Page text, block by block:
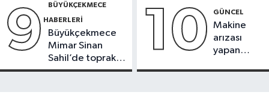
9 BÜYÜKÇEKMECE
HABERLERI
Büyükçekmece
Mimar Sinan
Sahil’de toprak
kayması
10 GÜNCEL
Makine
arızası
yapan